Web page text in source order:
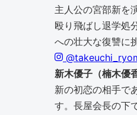
主人公の宮部新を
殴り飛ばし退学処
への壮大な復讐に
新木優子（楠木優
新の初恋の相手で
す。長屋会長の下